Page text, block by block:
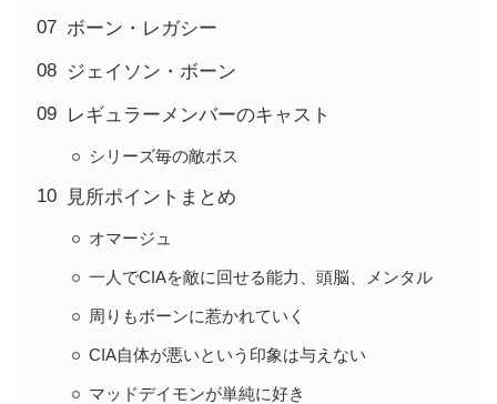
ボーン・レガシー
ジェイソン・ボーン
レギュラーメンバーのキャスト
シリーズ毎の敵ボス
見所ポイントまとめ
オマージュ
一人でCIAを敵に回せる能力、頭脳、メンタル
周りもボーンに惹かれていく
CIA自体が悪いという印象は与えない
マッドデイモンが単純に好き